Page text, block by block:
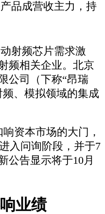
品成营收主力，持
射频芯片需求激
频相关企业。北京
公司（下称“昂瑞
、模拟领域的集成
资本市场的大门，
入问询阶段，并于7
公告显示将于10月
业绩